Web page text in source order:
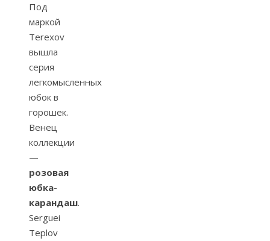
Под
маркой
Terexov
вышла
серия
легкомысленных
юбок в
горошек.
Венец
коллекции
—
розовая
юбка-
карандаш.
Serguei
Teplov